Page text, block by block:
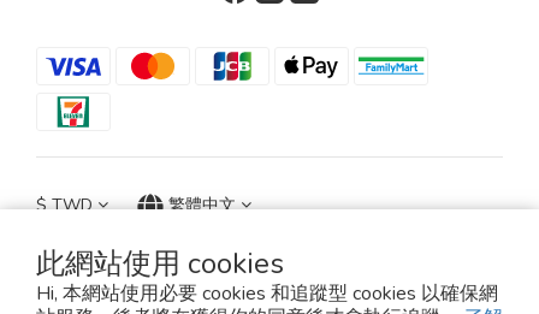
此網站使用 cookies
Hi, 本網站使用必要 cookies 和追蹤型 cookies 以確保網
$ TWD 繁體中文